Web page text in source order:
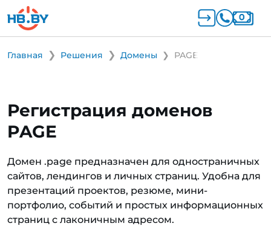
Главная Решения Домены PAGE
Регистрация доменов
PAGE
Домен .page предназначен для одностраничных
сайтов, лендингов и личных страниц. Удобна для
презентаций проектов, резюме, мини-
портфолио, событий и простых информационных
страниц с лаконичным адресом.